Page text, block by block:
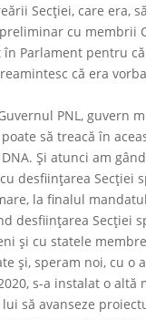
Secţiei, care era,
cu membrii
Parlament pentru
că era
PNL, guvern
să treacă în
Şi atunci am
desfiinţarea
la finalul
desfiinţarea Secţiei
şi cu statele
şi, speram noi, cu o
s-a instalat o
să avanseze